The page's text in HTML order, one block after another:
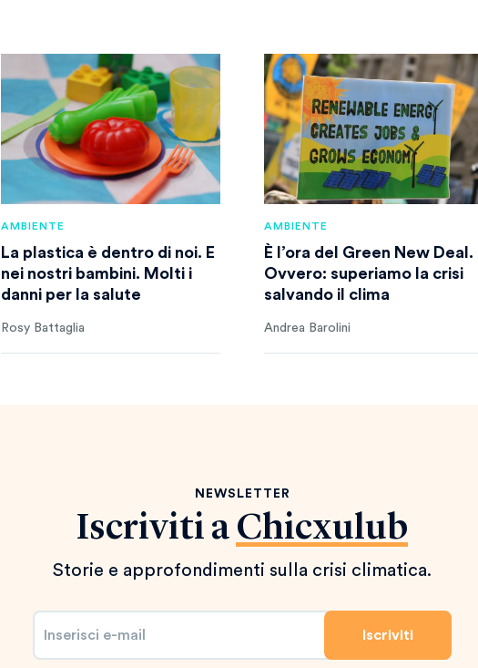
AMBIENTE
La plastica è dentro di noi. E
nei nostri bambini. Molti i
danni per la salute
Rosy Battaglia
AMBIENTE
È l’ora del Green New Deal.
Ovvero: superiamo la crisi
salvando il clima
Andrea Barolini
NEWSLETTER
Iscriviti a Chicxulub
Storie e approfondimenti sulla crisi climatica.